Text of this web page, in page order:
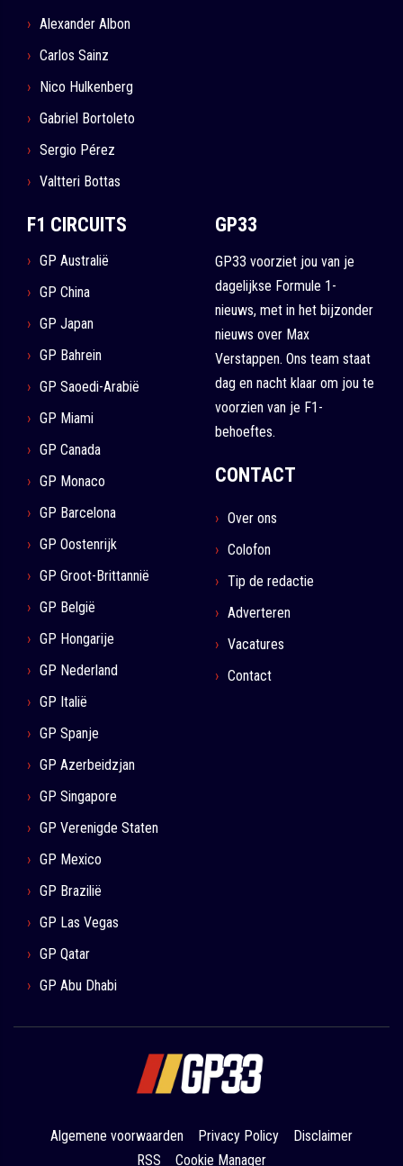
Alexander Albon
Carlos Sainz
Nico Hulkenberg
Gabriel Bortoleto
Sergio Pérez
Valtteri Bottas
F1 CIRCUITS
GP Australië
GP China
GP Japan
GP Bahrein
GP Saoedi-Arabië
GP Miami
GP Canada
GP Monaco
GP Barcelona
GP Oostenrijk
GP Groot-Brittannië
GP België
GP Hongarije
GP Nederland
GP Italië
GP Spanje
GP Azerbeidzjan
GP Singapore
GP Verenigde Staten
GP Mexico
GP Brazilië
GP Las Vegas
GP Qatar
GP Abu Dhabi
GP33
GP33 voorziet jou van je
dagelijkse Formule 1-
nieuws, met in het bijzonder
nieuws over Max
Verstappen. Ons team staat
dag en nacht klaar om jou te
voorzien van je F1-
behoeftes.
CONTACT
Over ons
Colofon
Tip de redactie
Adverteren
Vacatures
Contact
Algemene voorwaarden Privacy Policy
Disclaimer
RSS
Cookie Manager